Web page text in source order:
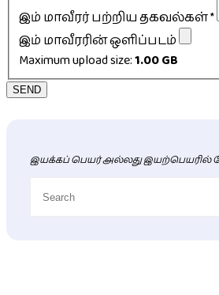
இம் மாவீரர் பற்றிய தகவல்கள்*
இம் மாவீரரின் ஒளிப்படம்
Maximum upload size:1.00 GB
SEND
இயக்கப் பெயர் அல்லது இயற்பெயரில்